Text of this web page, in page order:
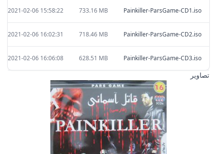
Painkiller-ParsGame-CD1.iso
733.16 MB
2021-02-06 15:58:22
Painkiller-ParsGame-CD2.iso
718.46 MB
2021-02-06 16:02:31
Painkiller-ParsGame-CD3.iso
628.51 MB
2021-02-06 16:06:08
تصاویر